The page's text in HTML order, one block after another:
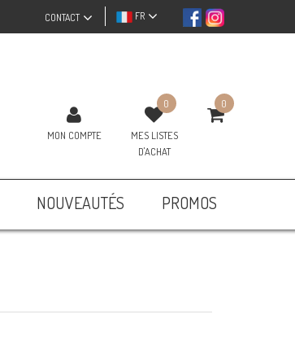
FR
CONTACT
MON COMPTE
0
MES LISTES
D'ACHAT
0
NOUVEAUTÉS PROMOS